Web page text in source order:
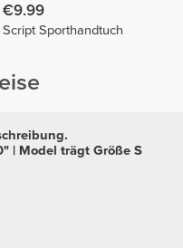
€9.99
Script Sporthandtuch
| Model trägt Größe S